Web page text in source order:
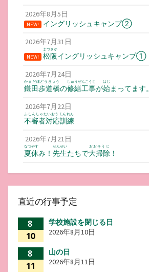
2026年8月5日
NEW!
イングリッシュキャンプ②
2026年7月31日
NEW! 松阪
まつさか
イングリッシュキャンプ①
2026年7月24日
鎌田歩道橋
かまだほどうきょう
の修繕工事
しゅうぜんこうじ
が始
はじ
まってます。
2026年7月22日
不審者対応訓練
ふしんしゃたいおうくんれん
2026年7月21日
夏休
なつやす
み！ 先生
せんせい
たちで大掃除
おおそうじ
！
直近の行事予定
8
10
学校施設を閉じる日
2026年8月10日
8
11
山の日
2026年8月11日